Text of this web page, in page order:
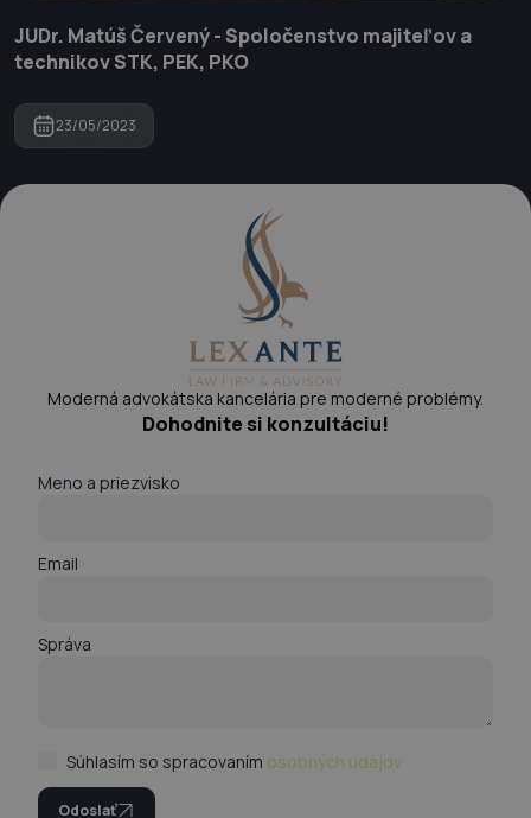
JUDr. Matúš Červený - Spoločenstvo majiteľov a
technikov STK, PEK, PKO
23/05/2023
Moderná advokátska kancelária pre moderné problémy.
Dohodnite si konzultáciu!
Meno a priezvisko
Email
Správa
Súhlasím so spracovaním osobných údajov
Odoslať